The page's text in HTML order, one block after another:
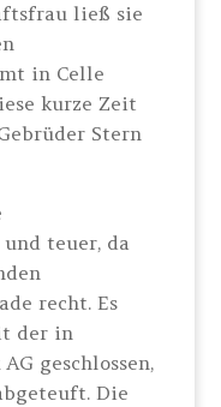
ließ sie
in Celle
kurze Zeit
Stern
teuer, da
recht. Es
der in
geschlossen,
Die